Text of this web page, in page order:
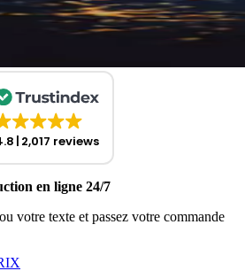
2,017 reviews
en ligne 24/7
votre texte et passez votre commande